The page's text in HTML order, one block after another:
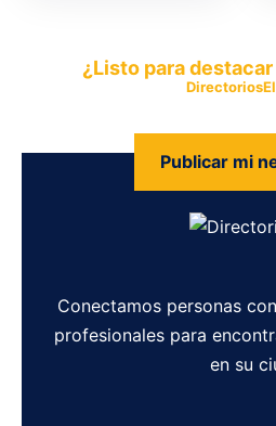
¿Listo para
Publicar mi
Conectamos personas
profesionales para
en su